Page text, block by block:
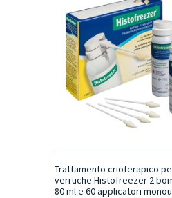
Trattamento crioterapico
verruche Histofreezer 2
80 ml e 60 applicatori